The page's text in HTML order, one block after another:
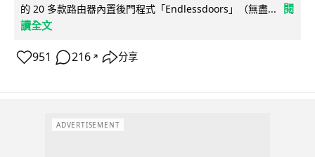
的 20 多款路由器內置後門程式「Endlessdoors」（無盡...
閱
讀全文
951 216 ↗ 分享
ADVERTISEMENT